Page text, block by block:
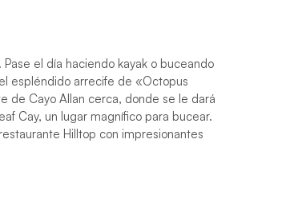
el día haciendo kayak o buceando
espléndido arrecife de «Octopus
de Cayo Allan cerca, donde se le dará
Cay, un lugar magnífico para bucear.
Hilltop con impresionantes